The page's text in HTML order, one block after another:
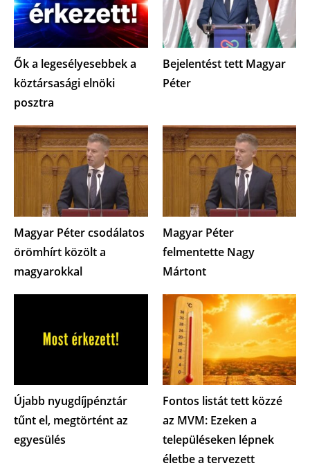
Ők a legesélyesebbek a
köztársasági elnöki
posztra
Bejelentést tett Magyar
Péter
Magyar Péter csodálatos
örömhírt közölt a
magyarokkal
Magyar Péter
felmentette Nagy
Mártont
Újabb nyugdíjpénztár
tűnt el, megtörtént az
egyesülés
Fontos listát tett közzé
az MVM: Ezeken a
településeken lépnek
életbe a tervezett